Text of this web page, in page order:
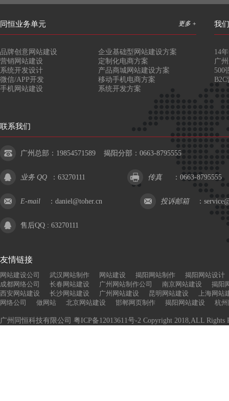
更多 +
同恒业务单元
品牌创意网站建设
营销网站建设
系统开发设计
微信/APP开发
手机网站建设
企业基础型网站建设方案
定制化电商方案
产品商城网站建设方案
移动手机电商方案
系统开发方案
我
14
广
500
联系我们
广州总部：19854571589 揭阳分部：0663-8795555
业务 QQ ： 63270111 传真 ：0663-8795555
E-mail ： daniel@toher.cn 投诉邮箱 ：
售后QQ : 63270111
友情链接
网站建设公司 武汉网站制作 网站建设 揭阳网站制作
揭阳网站设计
成都网络公司
长春网站建设 广州网站制作公司 南京网站建设
揭阳
西安网站建设
长沙网站建设 广州网站建设 昆明网站建设
上海网站
网络公司
做网站 北京网站建设 邯郸网页制作 揭阳网站建设 杭
广州同恒科技有限公司 粤ICP备12013611号-2 Copyright 2018,ALL Rights